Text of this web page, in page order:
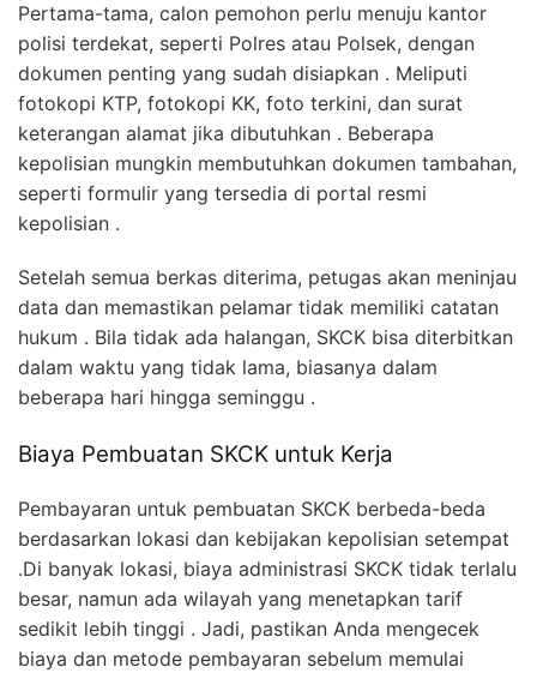
Pertama-tama, calon pemohon perlu menuju kantor
polisi terdekat, seperti Polres atau Polsek, dengan
dokumen penting yang sudah disiapkan . Meliputi
fotokopi KTP, fotokopi KK, foto terkini, dan surat
keterangan alamat jika dibutuhkan . Beberapa
kepolisian mungkin membutuhkan dokumen tambahan,
seperti formulir yang tersedia di portal resmi
kepolisian .
Setelah semua berkas diterima, petugas akan meninjau
data dan memastikan pelamar tidak memiliki catatan
hukum . Bila tidak ada halangan, SKCK bisa diterbitkan
dalam waktu yang tidak lama, biasanya dalam
beberapa hari hingga seminggu .
Biaya Pembuatan SKCK untuk Kerja
Pembayaran untuk pembuatan SKCK berbeda-beda
berdasarkan lokasi dan kebijakan kepolisian setempat
.Di banyak lokasi, biaya administrasi SKCK tidak terlalu
besar, namun ada wilayah yang menetapkan tarif
sedikit lebih tinggi . Jadi, pastikan Anda mengecek
biaya dan metode pembayaran sebelum memulai